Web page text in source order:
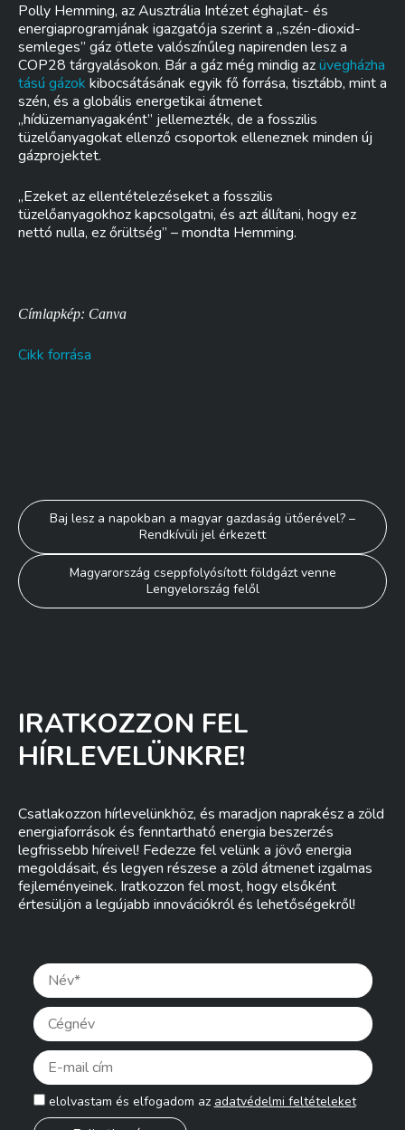
Polly Hemming, az Ausztrália Intézet éghajlat- és
energiaprogramjának igazgatója szerint a „szén-dioxid-
semleges” gáz ötlete valószínűleg napirenden lesz a
COP28 tárgyalásokon. Bár a gáz még mindig azüvegházha
tású gázok kibocsátásának egyik fő forrása, tisztább, mint a
szén, és a globális energetikai átmenet
„hídüzemanyagaként” jellemezték, de a fosszilis
tüzelőanyagokat ellenző csoportok elleneznek minden új
gázprojektet.
„Ezeket az ellentételezéseket a fosszilis
tüzelőanyagokhoz kapcsolgatni, és azt állítani, hogy ez
nettó nulla, ez őrültség” – mondta Hemming.
Címlapkép: Canva
Cikk forrása
Bejegyzés
navigáció
Baj lesz a napokban a magyar gazdaság ütőerével? –
Rendkívüli jel érkezett
Magyarország cseppfolyósított földgázt venne
Lengyelország felől
IRATKOZZON FEL
HÍRLEVELÜNKRE!
Csatlakozzon hírlevelünkhöz, és maradjon naprakész a zöld
energiaforrások és fenntartható energia beszerzés
legfrissebb híreivel! Fedezze fel velünk a jövő energia
megoldásait, és legyen részese a zöld átmenet izgalmas
fejleményeinek. Iratkozzon fel most, hogy elsőként
értesüljön a legújabb innovációkról és lehetőségekről!
elolvastam és elfogadom az adatvédelmi feltételeket